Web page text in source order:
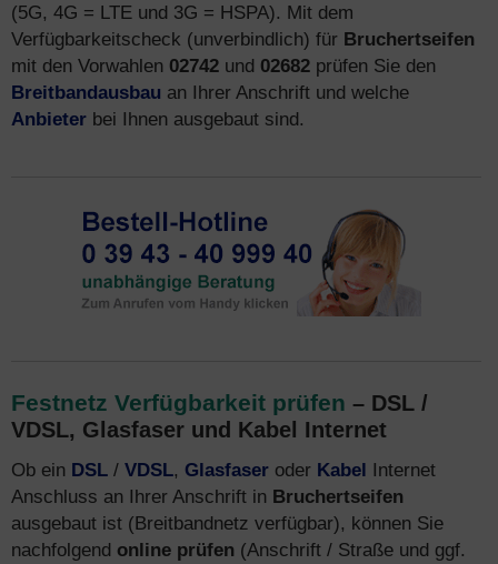
(5G, 4G = LTE und 3G = HSPA). Mit dem
Verfügbarkeitscheck (unverbindlich) für Bruchertseifen
mit den Vorwahlen 02742 und 02682 prüfen Sie den
Breitbandausbau an Ihrer Anschrift und welche
Anbieter bei Ihnen ausgebaut sind.
Festnetz Verfügbarkeit prüfen – DSL /
VDSL, Glasfaser und Kabel Internet
Ob ein DSL / VDSL, Glasfaser oder Kabel Internet
Anschluss an Ihrer Anschrift in Bruchertseifen
ausgebaut ist (Breitbandnetz verfügbar), können Sie
nachfolgend online prüfen (Anschrift / Straße und ggf.